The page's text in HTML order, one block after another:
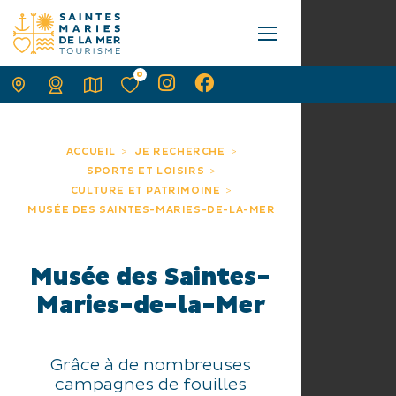
ACCUEIL
JE RECHERCHE
SPORTS ET LOISIRS
CULTURE ET PATRIMOINE
MUSÉE DES SAINTES-MARIES-DE-LA-MER
Musée des Saintes-
Maries-de-la-Mer
Grâce à de nombreuses
campagnes de fouilles
0